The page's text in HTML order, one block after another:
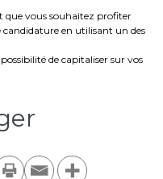
que vous souhaitez profiter
candidature en utilisant un des
de capitaliser sur vos